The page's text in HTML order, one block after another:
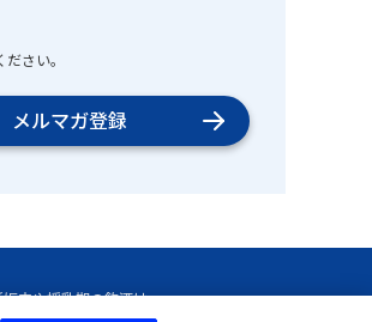
さい。
メルマガ登録